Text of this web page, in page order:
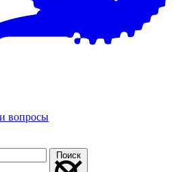
вопросы
Поиск